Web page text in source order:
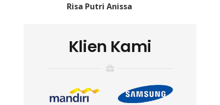
Risa Putri Anissa
Klien Kami